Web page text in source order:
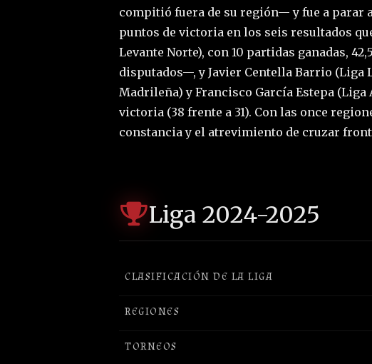
compitió fuera de su región— y fue a parar
puntos de victoria en los seis resultados
Levante Norte), con 10 partidas ganadas,
disputados—, y Javier Centella Barrio (Liga
Madrileña) y Francisco García Estepa
victoria (38 frente a 31). Con las once
constancia y el atrevimiento de cruzar
Liga 2024-2025
CLASIFICACIÓN DE LA LIGA
REGIONES
TORNEOS